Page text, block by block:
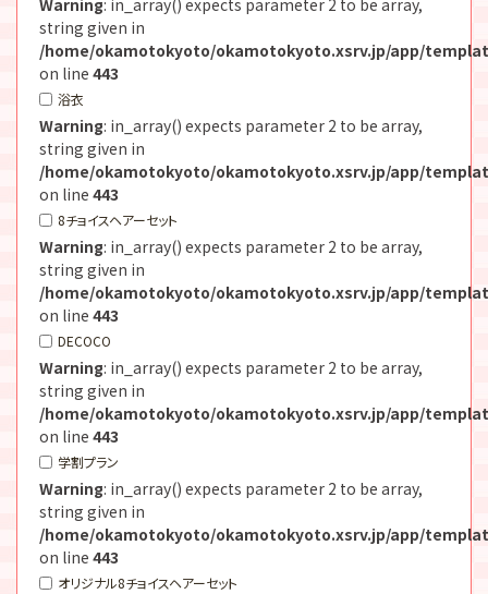
string given in
/home/okamotokyoto/okamotokyoto.xsrv.jp/app/
on line 443
浴衣
Warning: in_array() expects parameter 2 to be array,
string given in
/home/okamotokyoto/okamotokyoto.xsrv.jp/app/
on line 443
8チョイスヘアーセット
Warning: in_array() expects parameter 2 to be array,
string given in
/home/okamotokyoto/okamotokyoto.xsrv.jp/app/
on line 443
DECOCO
Warning: in_array() expects parameter 2 to be array,
string given in
/home/okamotokyoto/okamotokyoto.xsrv.jp/app/
on line 443
学割プラン
Warning: in_array() expects parameter 2 to be array,
string given in
/home/okamotokyoto/okamotokyoto.xsrv.jp/app/
on line 443
オリジナル8チョイスヘアーセット